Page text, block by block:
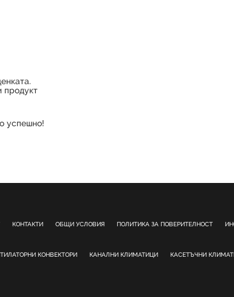
продукт
успешно!
КОНТАКТИ ОБЩИ УСЛОВИЯ ПОЛИТИКА ЗА ПОВЕРИТЕЛНОСТ
КОНВЕКТОРИ КАНАЛНИ КЛИМАТИЦИ КАСЕТЪЧНИ